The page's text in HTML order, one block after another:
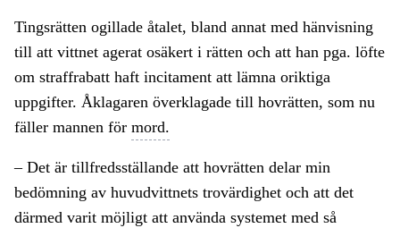
Tingsrätten ogillade åtalet, bland annat med hänvisning
till att vittnet agerat osäkert i rätten och att han pga. löfte
om straffrabatt haft incitament att lämna oriktiga
uppgifter. Åklagaren överklagade till hovrätten, som nu
fäller mannen för mord.
– Det är tillfredsställande att hovrätten delar min
bedömning av huvudvittnets trovärdighet och att det
därmed varit möjligt att använda systemet med så